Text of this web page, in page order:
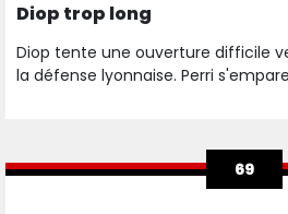
Diop trop long
Diop tente une ouverture difficile
la défense lyonnaise. Perri
69